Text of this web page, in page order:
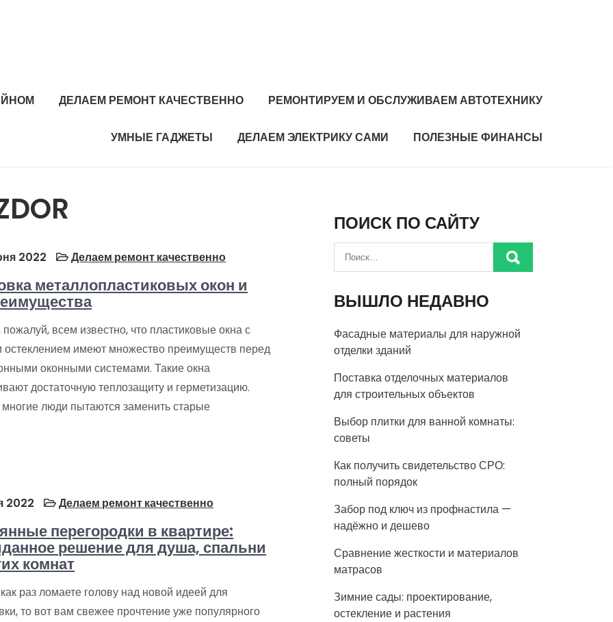
ДЕЛАЕМ РЕМОНТ КАЧЕСТВЕННО РЕМОНТИРУЕМ И ОБСЛУЖИВАЕМ АВТОТЕХНИКУ
УМНЫЕ ГАДЖЕТЫ ДЕЛАЕМ ЭЛЕКТРИКУ САМИ ПОЛЕЗНЫЕ ФИНАНСЫ
2022 Делаем ремонт качественно
металлопластиковых окон и
всем известно, что пластиковые окна с
имеют множество преимуществ перед
оконными системами. Такие окна
достаточную теплозащиту и герметизацию.
люди пытаются заменить старые
2022 Делаем ремонт качественно
перегородки в квартире:
решение для душа, спальни
комнат
раз ломаете голову над новой идеей для
то вот вам свежее прочтение уже популярного
ПОИСК ПО САЙТУ
ВЫШЛО НЕДАВНО
Фасадные материалы для наружной
отделки зданий
Поставка отделочных материалов
для строительных объектов
Выбор плитки для ванной комнаты:
советы
Как получить свидетельство СРО:
полный порядок
Забор под ключ из профнастила —
надёжно и дешево
Сравнение жесткости и материалов
матрасов
Зимние сады: проектирование,
остекление и растения